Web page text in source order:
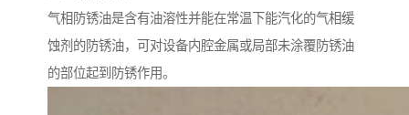
气相防锈油是含有油溶性并能在常温下能汽化的气相缓
蚀剂的防锈油，可对设备内腔金属或局部未涂覆防锈油
的部位起到防锈作用。